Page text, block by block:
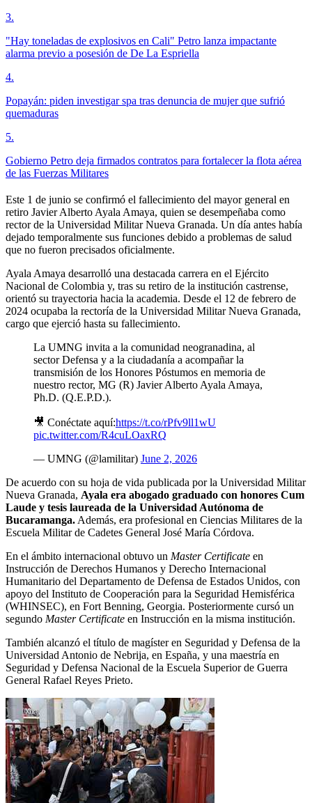
3.
"Hay toneladas de explosivos en Cali" Petro lanza impactante
alarma previo a posesión de De La Espriella
4.
Popayán: piden investigar spa tras denuncia de mujer que sufrió
quemaduras
5.
Gobierno Petro deja firmados contratos para fortalecer la flota aérea
de las Fuerzas Militares
Este 1 de junio se confirmó el fallecimiento del mayor general en
retiro Javier Alberto Ayala Amaya, quien se desempeñaba como
rector de la Universidad Militar Nueva Granada. Un día antes había
dejado temporalmente sus funciones debido a problemas de salud
que no fueron precisados oficialmente.
Ayala Amaya desarrolló una destacada carrera en el Ejército
Nacional de Colombia y, tras su retiro de la institución castrense,
orientó su trayectoria hacia la academia. Desde el 12 de febrero de
2024 ocupaba la rectoría de la Universidad Militar Nueva Granada,
cargo que ejerció hasta su fallecimiento.
La UMNG invita a la comunidad neogranadina, al
sector Defensa y a la ciudadanía a acompañar la
transmisión de los Honores Póstumos en memoria de
nuestro rector, MG (R) Javier Alberto Ayala Amaya,
Ph.D. (Q.E.P.D.).
🎥 Conéctate aquí:https://t.co/rPfv9ll1wU
pic.twitter.com/R4cuLOaxRQ
— UMNG (@lamilitar) June 2, 2026
De acuerdo con su hoja de vida publicada por la Universidad Militar
Nueva Granada, Ayala era abogado graduado con honores Cum
Laude y tesis laureada de la Universidad Autónoma de
Bucaramanga. Además, era profesional en Ciencias Militares de la
Escuela Militar de Cadetes General José María Córdova.
En el ámbito internacional obtuvo un Master Certificate en
Instrucción de Derechos Humanos y Derecho Internacional
Humanitario del Departamento de Defensa de Estados Unidos, con
apoyo del Instituto de Cooperación para la Seguridad Hemisférica
(WHINSEC), en Fort Benning, Georgia. Posteriormente cursó un
segundo Master Certificate en Instrucción en la misma institución.
También alcanzó el título de magíster en Seguridad y Defensa de la
Universidad Antonio de Nebrija, en España, y una maestría en
Seguridad y Defensa Nacional de la Escuela Superior de Guerra
General Rafael Reyes Prieto.